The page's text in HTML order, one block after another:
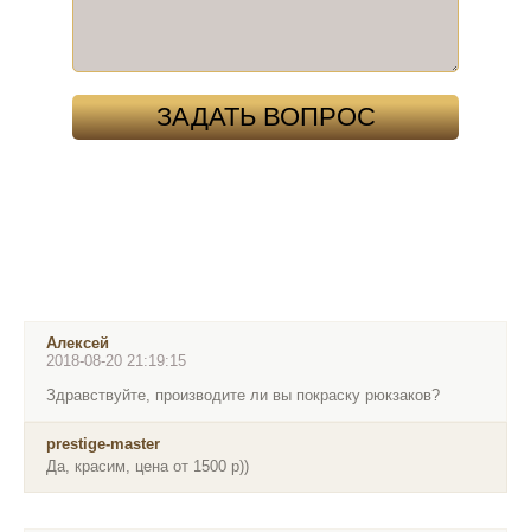
Алексей
2018-08-20 21:19:15
Здравствуйте, производите ли вы покраску рюкзаков?
prestige-master
Да, красим, цена от 1500 р))